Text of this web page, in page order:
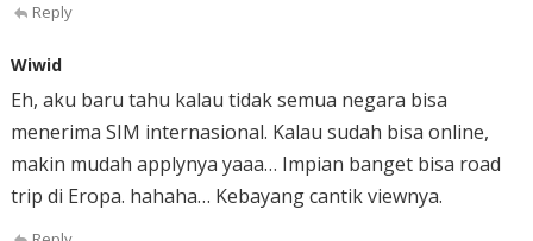
Reply
Wiwid
Eh, aku baru tahu kalau tidak semua negara bisa
menerima SIM internasional. Kalau sudah bisa online,
makin mudah applynya yaaa… Impian banget bisa road
trip di Eropa. hahaha… Kebayang cantik viewnya.